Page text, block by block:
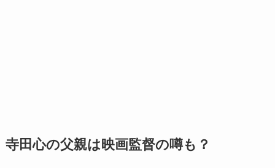
寺田心の父親は映画監督の噂も？